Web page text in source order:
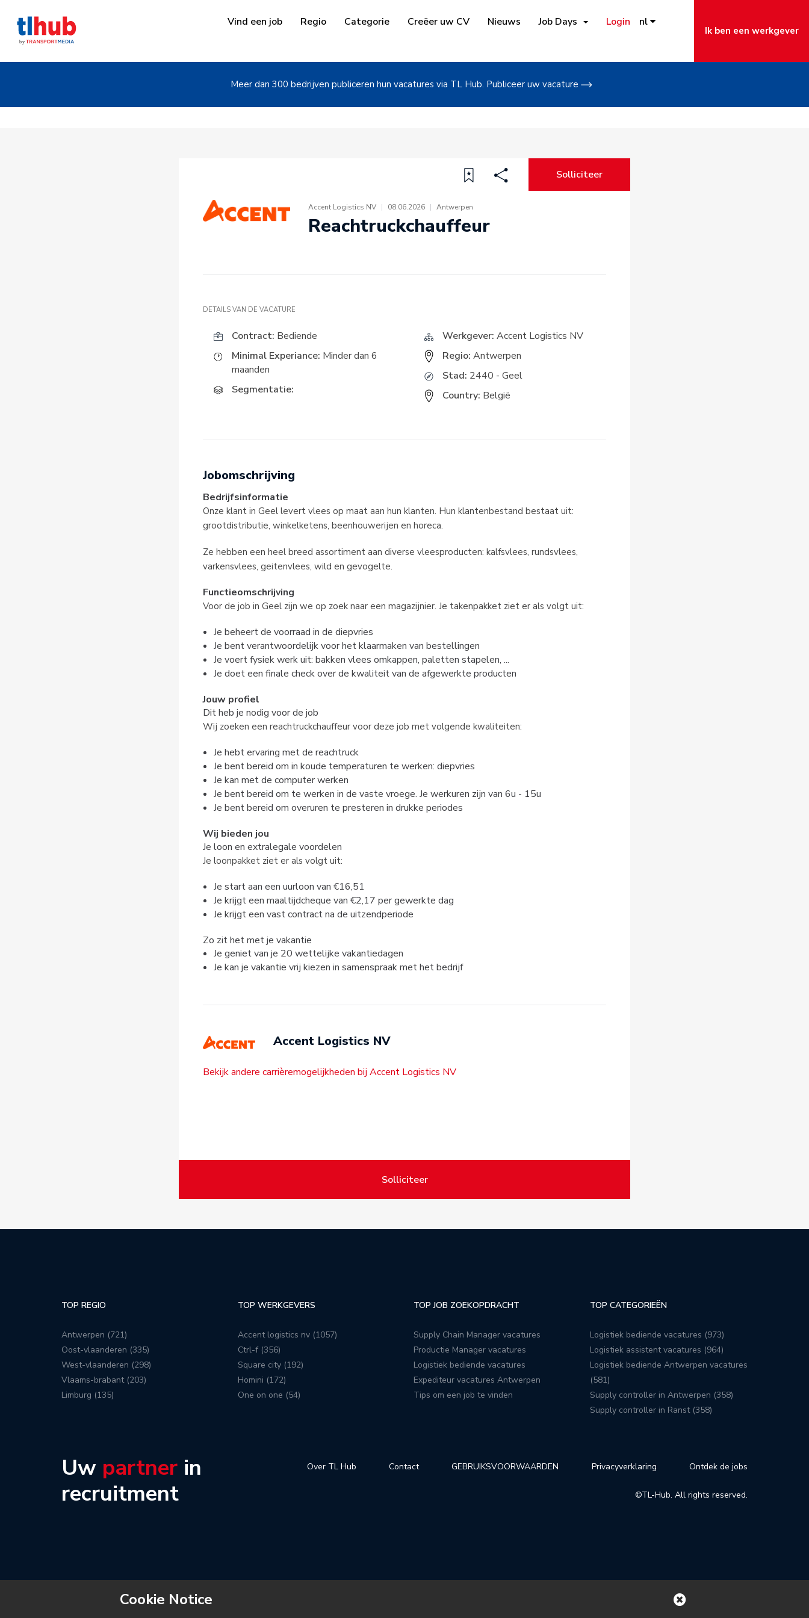
Vind een job Regio Categorie Creëer uw CV Nieuws Job Days Login nl
Ik ben een werkgever
Meer dan 300 bedrijven publiceren hun vacatures via TL Hub. Publiceer uw vacature
Solliciteer
Accent Logistics NV | 08.06.2026 | Antwerpen
Reachtruckchauffeur
DETAILS VAN DE VACATURE
Contract: Bediende
Minimal Experiance: Minder dan 6
maanden
Segmentatie:
Werkgever: Accent Logistics NV
Regio: Antwerpen
Stad: 2440 - Geel
Country: België
Jobomschrijving
Bedrijfsinformatie
Onze klant in Geel levert vlees op maat aan hun klanten. Hun klantenbestand bestaat uit:
grootdistributie, winkelketens, beenhouwerijen en horeca.
Ze hebben een heel breed assortiment aan diverse vleesproducten: kalfsvlees, rundsvlees,
varkensvlees, geitenvlees, wild en gevogelte.
Functieomschrijving
Voor de job in Geel zijn we op zoek naar een magazijnier. Je takenpakket ziet er als volgt uit:
Je beheert de voorraad in de diepvries
Je bent verantwoordelijk voor het klaarmaken van bestellingen
Je voert fysiek werk uit: bakken vlees omkappen, paletten stapelen, ...
Je doet een finale check over de kwaliteit van de afgewerkte producten
Jouw profiel
Dit heb je nodig voor de job
Wij zoeken een reachtruckchauffeur voor deze job met volgende kwaliteiten:
Je hebt ervaring met de reachtruck
Je bent bereid om in koude temperaturen te werken: diepvries
Je kan met de computer werken
Je bent bereid om te werken in de vaste vroege. Je werkuren zijn van 6u - 15u
Je bent bereid om overuren te presteren in drukke periodes
Wij bieden jou
Je loon en extralegale voordelen
Je loonpakket ziet er als volgt uit:
Je start aan een uurloon van €16,51
Je krijgt een maaltijdcheque van €2,17 per gewerkte dag
Je krijgt een vast contract na de uitzendperiode
Zo zit het met je vakantie
Je geniet van je 20 wettelijke vakantiedagen
Je kan je vakantie vrij kiezen in samenspraak met het bedrijf
Accent Logistics NV
Bekijk andere carrièremogelijkheden bij Accent Logistics NV
Solliciteer
TOP REGIO
Antwerpen (721)
Oost-vlaanderen (335)
West-vlaanderen (298)
Vlaams-brabant (203)
Limburg (135)
TOP WERKGEVERS
Accent logistics nv (1057)
Ctrl-f (356)
Square city (192)
Homini (172)
One on one (54)
TOP JOB ZOEKOPDRACHT
Supply Chain Manager vacatures
Productie Manager vacatures
Logistiek bediende vacatures
Expediteur vacatures Antwerpen
Tips om een job te vinden
TOP CATEGORIEËN
Logistiek bediende vacatures (973)
Logistiek assistent vacatures (964)
Logistiek bediende Antwerpen vacatures
(581)
Supply controller in Antwerpen (358)
Supply controller in Ranst (358)
Over TL Hub Contact GEBRUIKSVOORWAARDEN Privacyverklaring Ontdek de jobs
©TL-Hub. All rights reserved.
Uw partner in
recruitment
Cookie Notice